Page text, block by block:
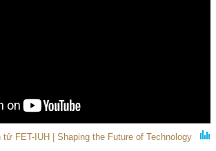
tử FET-IUH | Shaping the Future of Technology